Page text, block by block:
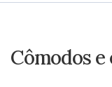
Cômodos e